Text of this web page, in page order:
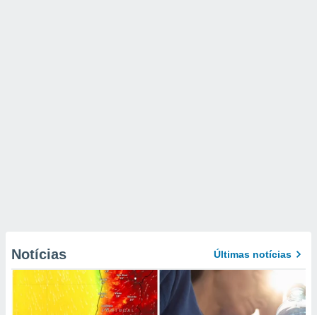
Notícias Últimas notícias